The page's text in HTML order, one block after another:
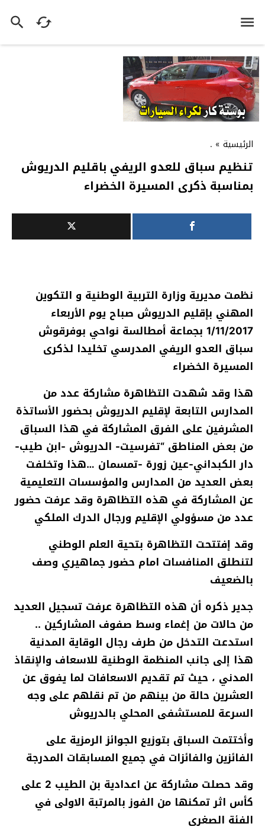
الرئيسية »
.
تنظيم سباق للعدو الريفي باقليم الدريوش
بمناسبة ذكرى المسيرة الخضراء
نظمت مديرية وزارة التربية الوطنية و التكوين
المهني بإقليم الدريوش صباح يوم الأربعاء
1/11/2017 بجماعة أمطالسة نواحي بوفرقوش
سباق العدو الريفي المدرسي تخليدا لذكرى
المسيرة الخضراء
هذا وقد شهدت التظاهرة مشاركة عدد من
المدارس التابعة لإقليم الدريوش بحضور الأساتذة
المشرفين على الفرق المشاركة في هذا السباق
من بعض المناطق “تفرسيت- الدريوش -ابن طيب-
دار الكبداني-عين زورة -تمسمان …هذا وتخلفت
بعض العديد من المدارس والمؤسسات التعليمية
عن المشاركة في هذه التظاهرة وقد عرفت حضور
عدد من مسؤولي الإقليم ورجال الدرك الملكي
وقد إفتتحت التظاهرة بتحية العلم الوطني
لتنطلق المنافسات امام حضور جماهيري وصف
بالضعيف
جدير ذكره أن هذه التظاهرة عرفت تسجيل العديد
من حالات من إغماء وسط صفوف المشاركين ..
استدعت التدخل من طرف رجال الوقاية المدنية
هذا إلى جانب المنظمة الوطنية للاسعاف واﻹنقاذ
المدني ، حيث تم تقديم الاسعافات لما يفوق عن
العشرين حالة من بينهم من تم نقلهم على وجه
السرعة للمستشفى المحلي بالدريوش
وأختتمت السباق بتوزيع الجوائز الرمزية على
الفائزين والفائزات في جميع المسابقات المدرجة
وقد حصلت مشاركة عن اعدادية بن الطيب 2 على
كأس اثر تمكنها من الفوز بالمرتبة الاولى في
الفئة الصغرى